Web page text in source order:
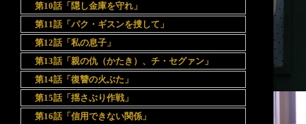
第10話「隠し金庫を守れ」
第11話「パク・ギスンを捜して」
第12話「私の息子」
第13話「親の仇（かたき）、チ・セグァン」
第14話「復讐の火ぶた」
第15話「揺さぶり作戦」
第16話「信用できない関係」